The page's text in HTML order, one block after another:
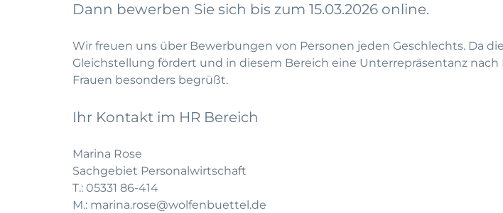
Dann bewerben Sie sich bis zum 15.03.2026 online.
Wir freuen uns über Bewerbungen von Personen jeden Geschlechts. Da
Gleichstellung fördert und in diesem Bereich eine Unterrepräsentanz
Frauen besonders begrüßt.
Ihr Kontakt im HR Bereich
Marina Rose
Sachgebiet Personalwirtschaft
T.: 05331 86-414
M.: marina.rose@wolfenbuettel.de